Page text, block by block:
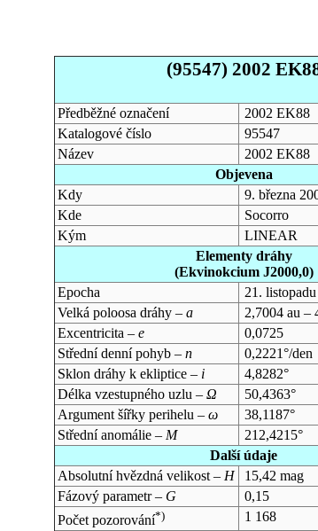
(95547) 2002
Předběžné označení
2002 EK88
Katalogové číslo
95547
Název
2002 EK88
Objevena
Kdy
9. března
Kde
Socorro
Kým
LINEAR
Elementy dráhy
(Ekvinokcium J2000,0)
Epocha
21.
Velká poloosa dráhy – a
2,7004 au –
Excentricita – e
0,0725
Střední denní pohyb – n
0,2221°/den
Sklon dráhy k ekliptice – i
4,8282°
Délka vzestupného uzlu – Ω
50,4363°
Argument šířky perihelu – ω
38,1187°
Střední anomálie – M
212,4215°
Další údaje
Absolutní hvězdná velikost – H
15,42 mag
Fázový parametr – G
0,15
Počet pozorování*)
1 168